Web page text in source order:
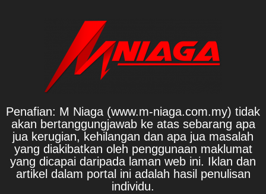
Penafian: M Niaga (www.m-niaga.com.my) tidak
akan bertanggungjawab ke atas sebarang apa
jua kerugian, kehilangan dan apa jua masalah
yang diakibatkan oleh penggunaan maklumat
yang dicapai daripada laman web ini. Iklan dan
artikel dalam portal ini adalah hasil penulisan
individu.